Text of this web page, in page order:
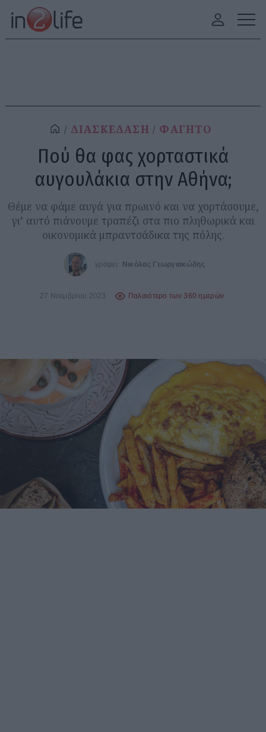
ΔΙΑΣΚΕΔΑΣΗ ΦΑΓΗΤΟ
Πού θα φας χορταστικά
αυγουλάκια στην Αθήνα;
Θέμε να φάμε αυγά για πρωινό και να χορτάσουμε,
γι’ αυτό πιάνουμε τραπέζι στα πιο πληθωρικά και
οικονομικά μπραντσάδικα της πόλης.
γράφει: Νικόλας Γεωργιακώδης
27 Νοεμβρίου 2023 Παλαιότερο των 360 ημερών